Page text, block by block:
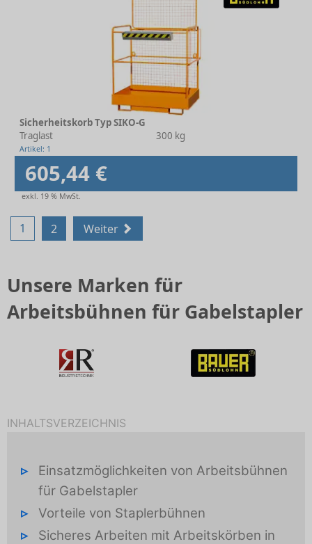
Sicherheitskorb Typ SIKO-G
Traglast
300 kg
Artikel: 1
605,44 €
exkl. 19 % MwSt.
1 2 Weiter
Unsere Marken für
Arbeitsbühnen für Gabelstapler
INHALTSVERZEICHNIS
Einsatzmöglichkeiten von Arbeitsbühnen
für Gabelstapler
Vorteile von Staplerbühnen
Sicheres Arbeiten mit Arbeitskörben in